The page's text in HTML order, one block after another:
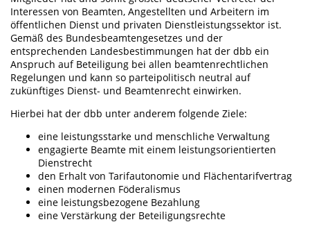
Interessen von Beamten, Angestellten und Arbeitern im
öffentlichen Dienst und privaten Dienstleistungssektor ist.
Gemäß des Bundesbeamtengesetzes und der
entsprechenden Landesbestimmungen hat der dbb ein
Anspruch auf Beteiligung bei allen beamtenrechtlichen
Regelungen und kann so parteipolitisch neutral auf
zukünftiges Dienst- und Beamtenrecht einwirken.
Hierbei hat der dbb unter anderem folgende Ziele:
eine leistungsstarke und menschliche Verwaltung
engagierte Beamte mit einem leistungsorientierten
Dienstrecht
den Erhalt von Tarifautonomie und Flächentarifvertrag
einen modernen Föderalismus
eine leistungsbezogene Bezahlung
eine Verstärkung der Beteiligungsrechte